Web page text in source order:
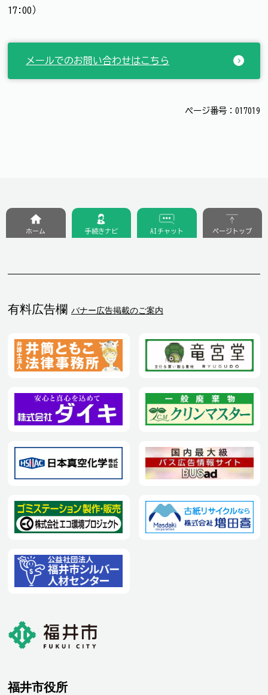
17:00）
メールでのお問い合わせはこちら
ページ番号：017019
有料広告欄 バナー広告掲載のご案内
ホーム 手続きナビ AIチャット ページトップ
福井市役所